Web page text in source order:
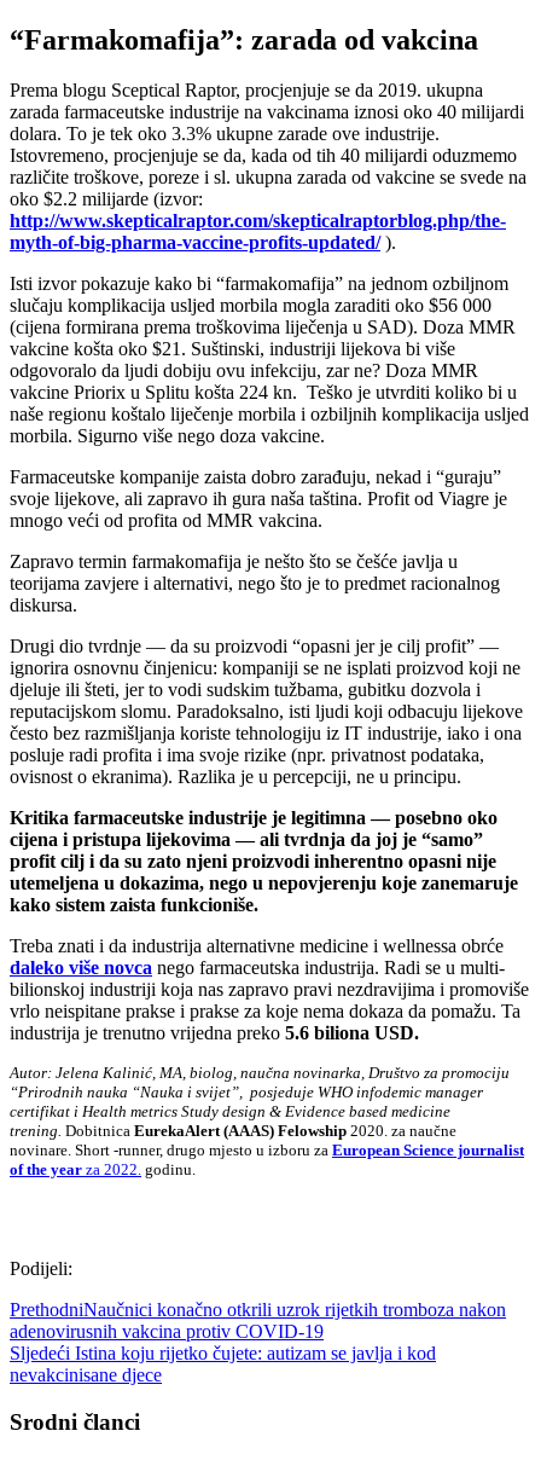
“Farmakomafija”: zarada od vakcina
Prema blogu Sceptical Raptor, procjenjuje se da 2019. ukupna
zarada farmaceutske industrije na vakcinama iznosi oko 40 milijardi
dolara. To je tek oko 3.3% ukupne zarade ove industrije.
Istovremeno, procjenjuje se da, kada od tih 40 milijardi oduzmemo
različite troškove, poreze i sl. ukupna zarada od vakcine se svede na
oko $2.2 milijarde (izvor:
http://www.skepticalraptor.com/skepticalraptorblog.php/the-
myth-of-big-pharma-vaccine-profits-updated/).
Isti izvor pokazuje kako bi “farmakomafija” na jednom ozbiljnom
slučaju komplikacija usljed morbila mogla zaraditi oko $56 000
(cijena formirana prema troškovima liječenja u SAD). Doza MMR
vakcine košta oko $21. Suštinski, industriji lijekova bi više
odgovoralo da ljudi dobiju ovu infekciju, zar ne? Doza MMR
vakcine Priorix u Splitu košta 224 kn. Teško je utvrditi koliko bi u
naše regionu koštalo liječenje morbila i ozbiljnih komplikacija usljed
morbila. Sigurno više nego doza vakcine.
Farmaceutske kompanije zaista dobro zarađuju, nekad i “guraju”
svoje lijekove, ali zapravo ih gura naša taština. Profit od Viagre je
mnogo veći od profita od MMR vakcina.
Zapravo termin farmakomafija je nešto što se češće javlja u
teorijama zavjere i alternativi, nego što je to predmet racionalnog
diskursa.
Drugi dio tvrdnje — da su proizvodi “opasni jer je cilj profit” —
ignorira osnovnu činjenicu: kompaniji se ne isplati proizvod koji ne
djeluje ili šteti, jer to vodi sudskim tužbama, gubitku dozvola i
reputacijskom slomu. Paradoksalno, isti ljudi koji odbacuju lijekove
često bez razmišljanja koriste tehnologiju iz IT industrije, iako i ona
posluje radi profita i ima svoje rizike (npr. privatnost podataka,
ovisnost o ekranima). Razlika je u percepciji, ne u principu.
Kritika farmaceutske industrije je legitimna — posebno oko
cijena i pristupa lijekovima — ali tvrdnja da joj je “samo”
profit cilj i da su zato njeni proizvodi inherentno opasni nije
utemeljena u dokazima, nego u nepovjerenju koje zanemaruje
kako sistem zaista funkcioniše.
Treba znati i da industrija alternativne medicine i wellnessa obrće
daleko više novca nego farmaceutska industrija. Radi se u multi-
bilionskoj industriji koja nas zapravo pravi nezdravijima i promoviše
vrlo neispitane prakse i prakse za koje nema dokaza da pomažu. Ta
industrija je trenutno vrijedna preko 5.6 biliona USD.
Autor: Jelena Kalinić, MA, biolog, naučna novinarka, Društvo za promociju
“Prirodnih nauka “Nauka i svijet”, posjeduje WHO infodemic manager
certifikat i Health metrics Study design & Evidence based medicine
trening. Dobitnica EurekaAlert (AAAS) Felowship 2020. za naučne
novinare. Short -runner, drugo mjesto u izboru za European Science journalist
of the year za 2022. godinu.
Podijeli:
PrethodniNaučnici konačno otkrili uzrok rijetkih tromboza nakon
adenovirusnih vakcina protiv COVID-19
Sljedeći Istina koju rijetko čujete: autizam se javlja i kod
nevakcinisane djece
Srodni članci